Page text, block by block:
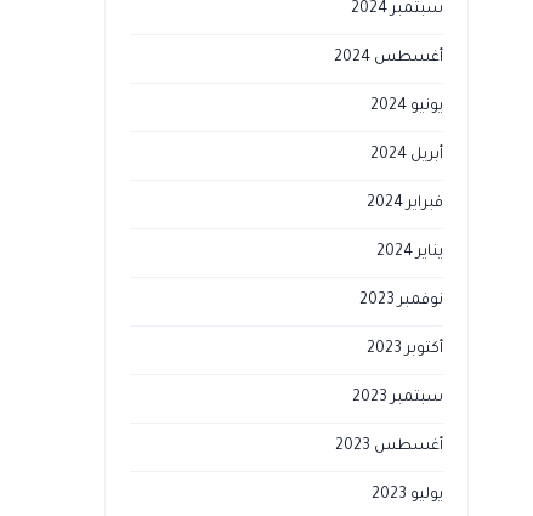
سبتمبر 2024
أغسطس 2024
يونيو 2024
أبريل 2024
فبراير 2024
يناير 2024
نوفمبر 2023
أكتوبر 2023
سبتمبر 2023
أغسطس 2023
يوليو 2023